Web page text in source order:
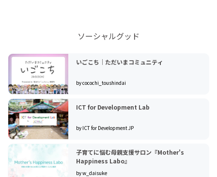
ソーシャルグッド
いごこち｜ただいまコミュニティ
by cocochi_toushindai
ICT for Development Lab
by ICT for Development JP
子育てに悩む母親支援サロン『Mother's
Happiness Labo』
by w_daisuke